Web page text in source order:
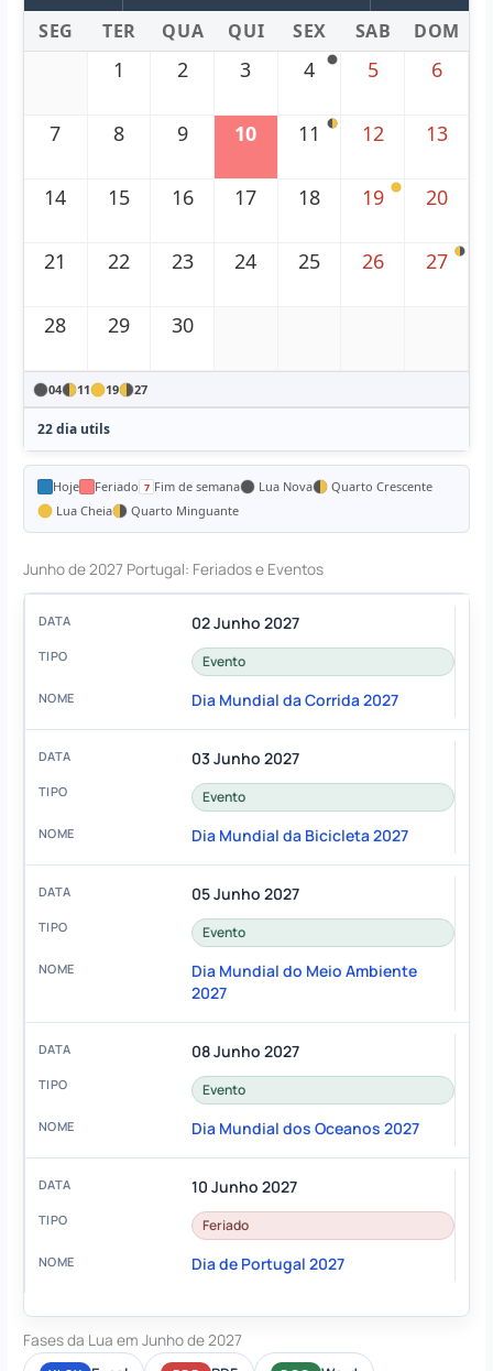
SEG TER QUA QUI SEX SAB DOM
1 2 3 4 5 6
7 8 9 10 11 12 13
14 15 16 17 18 19 20
21 22 23 24 25 26 27
28 29 30
04 11 19 27
22 dia utils
Hoje Feriado Fim de semana Lua Nova
Quarto Crescente
Lua Cheia
Quarto Minguante
Junho de 2027 Portugal: Feriados e Eventos
02 Junho 2027
Evento
Dia Mundial da Corrida 2027
03 Junho 2027
Evento
Dia Mundial da Bicicleta 2027
05 Junho 2027
Evento
Dia Mundial do Meio Ambiente
2027
08 Junho 2027
Evento
Dia Mundial dos Oceanos 2027
10 Junho 2027
Feriado
Dia de Portugal 2027
Fases da Lua em Junho de 2027